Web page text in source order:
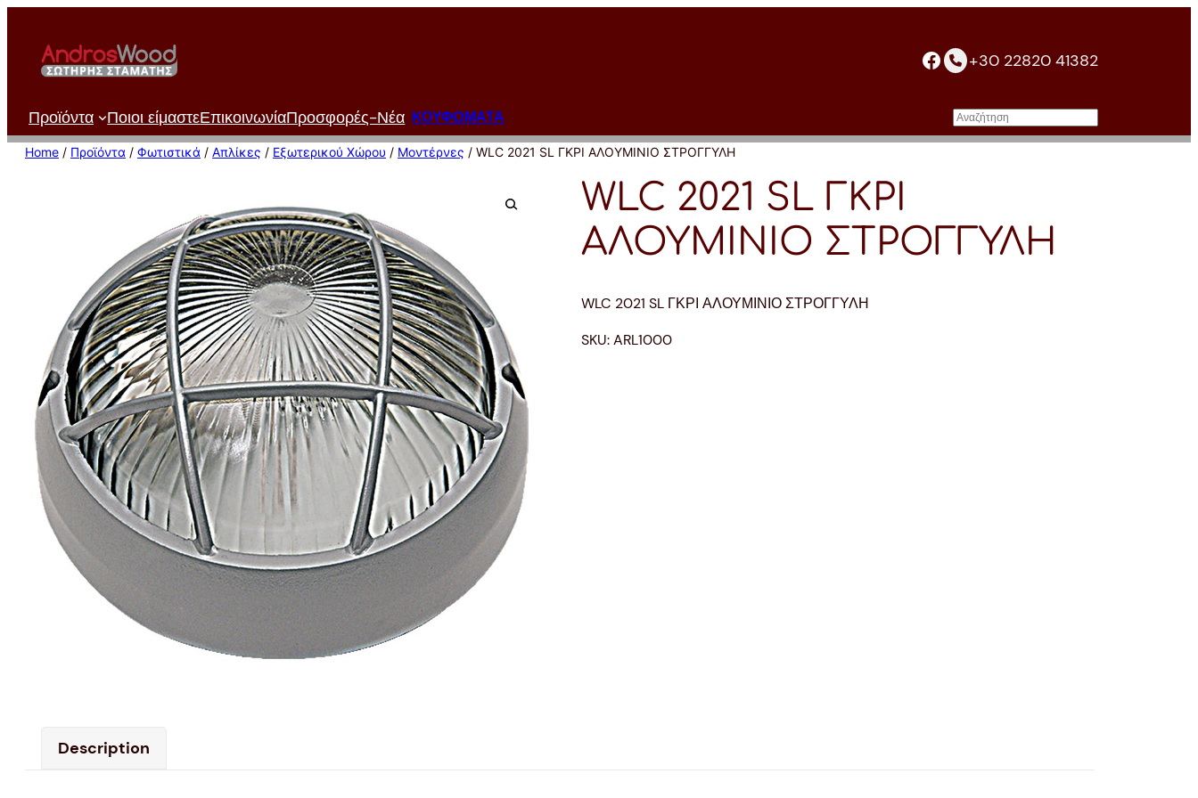
περιεχόμενο
facebook+30 22820 41382
Προϊόντα Ποιοι είμαστεΕπικοινωνίαΠροσφορές-Νέα ΚΟΥΦΩΜΑΤΑ Αναζήτηση
Home / Προϊόντα / Φωτιστικά / Απλίκες / Εξωτερικού Χώρου / Μοντέρνες / WLC 2021 SL ΓΚΡΙ ΑΛΟΥΜΙΝΙΟ ΣΤΡΟΓΓΥΛΗ
WLC 2021 SL ΓΚΡΙ
ΑΛΟΥΜΙΝΙΟ ΣΤΡΟΓΓΥΛΗ
WLC 2021 SL ΓΚΡΙ ΑΛΟΥΜΙΝΙΟ ΣΤΡΟΓΓΥΛΗ
SKU:ARL1000
Description